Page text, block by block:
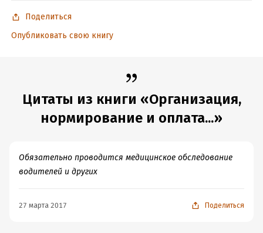
Поделиться
Опубликовать свою книгу
Цитаты из книги «Организация,
нормирование и оплата...»
Обязательно проводится медицинское обследование
водителей и других
27 марта 2017 Поделиться